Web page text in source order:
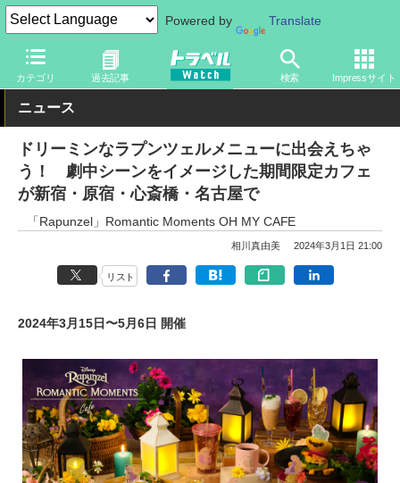
Powered by Translate
カテゴリ 過去記事 検索 Impressサイト
トラベル Watch 旅の情報 観光地 ディズニーリゾート
ニュース
ドリーミンなラプンツェルメニューに出会えちゃ
う！ 劇中シーンをイメージした期間限定カフェ
が新宿・原宿・心斎橋・名古屋で
「Rapunzel」Romantic Moments OH MY CAFE
相川真由美 2024年3月1日 21:00
リスト
2024年3月15日〜5月6日 開催